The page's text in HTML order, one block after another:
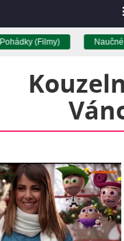
(Filmy) Naučné